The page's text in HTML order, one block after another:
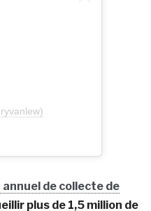
annuel de collecte de
plus de 1,5 million de